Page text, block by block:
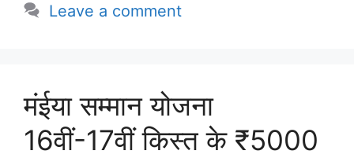
Leave a comment
मंईया सम्मान योजना
16वीं-17वीं किस्त के ₹5000